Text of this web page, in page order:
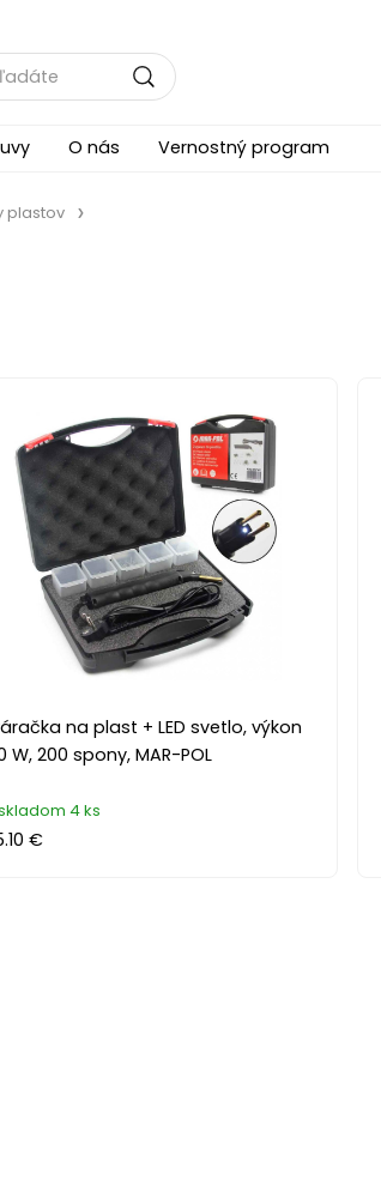
O nás Vernostný program
plastov
na plast + LED svetlo, výkon
W, 200 spony, MAR-POL
4 ks
€